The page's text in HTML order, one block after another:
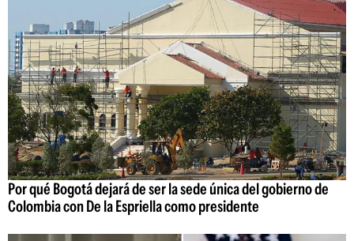
Por qué Bogotá dejará de ser la sede única del gobierno de
Colombia con De la Espriella como presidente